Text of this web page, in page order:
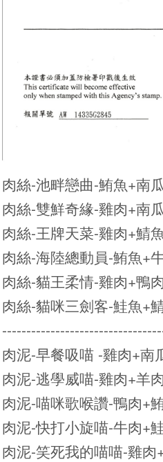
肉絲-池畔戀曲-鮪魚+南
肉絲-雙鮮奇緣-雞肉+南
肉絲-王牌天菜-雞肉+鯖
肉絲-海陸總動員-鮪魚+
肉絲-貓王柔情-雞肉+鴨
肉絲-貓咪三劍客-鮭魚+
肉泥-早餐吸喵 -雞肉+南
肉泥-逃學威喵-雞肉+羊
肉泥-喵咪歌喉讚-鴨肉+
肉泥-快打小旋喵-牛肉+
肉泥-笑死我的喵喵-雞